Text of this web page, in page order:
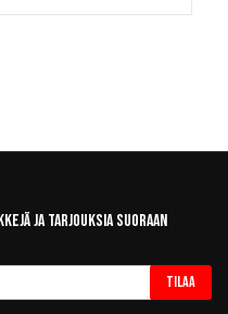
ja tarjouksia suoraan
Tilaa